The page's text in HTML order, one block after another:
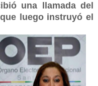
una llamada del
luego instruyó el